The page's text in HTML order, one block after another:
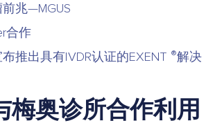
兆—MGUS
合作
推出具有IVDR认证的EXENT ®解决
梅奥诊所合作利用